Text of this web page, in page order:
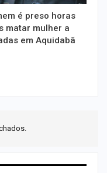
é preso horas
matar mulher a
em Aquidabã